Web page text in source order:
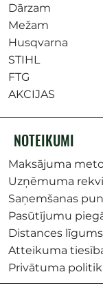
Dārzam
Mežam
Husqvarna
STIHL
FTG
AKCIJAS
NOTEIKUMI
Maksājuma
Uzņēmuma
Saņemšanas
Pasūtījumu
Distances līgums
Atteikuma
Privātuma